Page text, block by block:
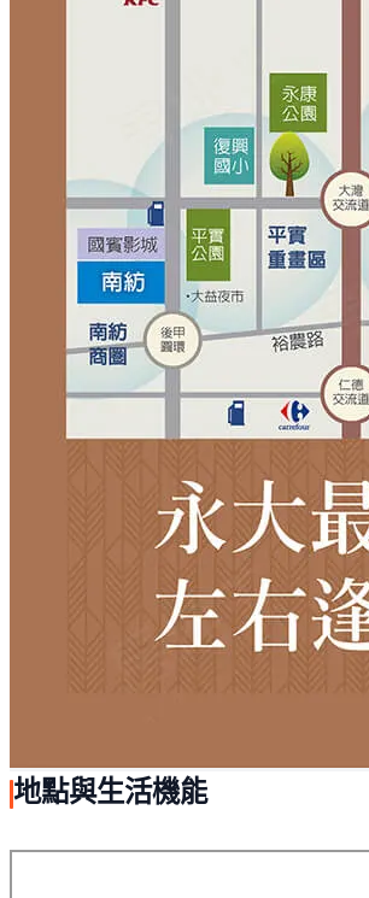
地點與生活機能